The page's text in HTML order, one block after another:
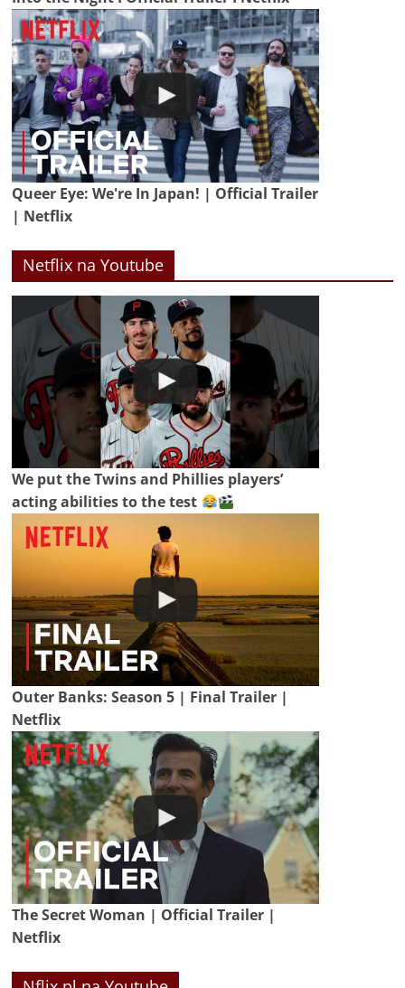
Queer Eye: We're In Japan! | Official Trailer
| Netflix
Netflix na Youtube
We put the Twins and Phillies players’
acting abilities to the test
Outer Banks: Season 5 | Final Trailer |
Netflix
The Secret Woman | Official Trailer |
Netflix